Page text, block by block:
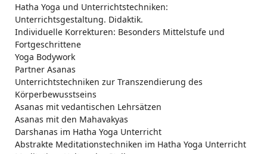
Hatha Yoga und Unterrichtstechniken:
Unterrichtsgestaltung. Didaktik.
Individuelle Korrekturen: Besonders Mittelstufe und
Fortgeschrittene
Yoga Bodywork
Partner Asanas
Unterrichtstechniken zur Transzendierung des
Körperbewusstseins
Asanas mit vedantischen Lehrsätzen
Asanas mit den Mahavakyas
Darshanas im Hatha Yoga Unterricht
Abstrakte Meditationstechniken im Hatha Yoga Unterricht